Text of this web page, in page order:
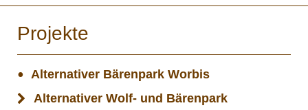
Projekte
Alternativer Bärenpark Worbis
Alternativer Wolf- und Bärenpark